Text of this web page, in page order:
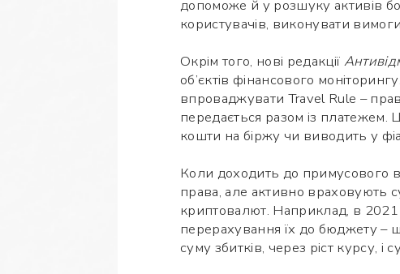
допоможе й у розшуку активів
користувачів, виконувати
Окрім того, нові редакції
об’єктів фінансового
впроваджувати Travel Rule –
передається разом із платежем.
кошти на біржу чи виводить у
Коли доходить до примусового
права, але активно враховують
криптовалют. Наприклад, в 2021
перерахування їх до бюджету –
суму збитків, через ріст курсу,